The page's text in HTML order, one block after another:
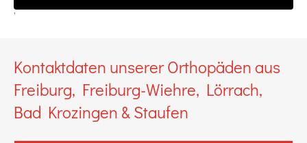
'
Kontaktdaten unserer Orthopäden aus
Freiburg, Freiburg-Wiehre, Lörrach,
Bad Krozingen & Staufen